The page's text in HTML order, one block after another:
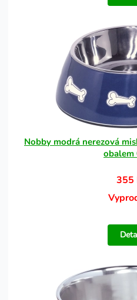
Nobby modrá nerezová
obalem
355